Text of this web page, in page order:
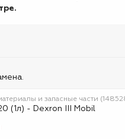
и запасные части
(1л) - Dexron III Mobil